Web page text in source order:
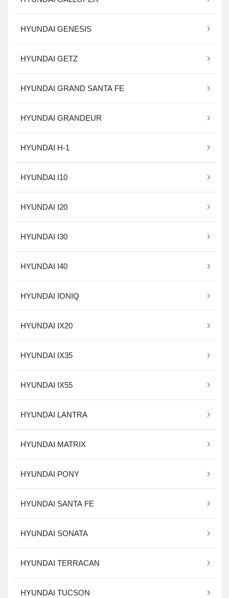
HYUNDAI GENESIS
HYUNDAI GETZ
HYUNDAI GRAND SANTA FE
HYUNDAI GRANDEUR
HYUNDAI H-1
HYUNDAI I10
HYUNDAI I20
HYUNDAI I30
HYUNDAI I40
HYUNDAI IONIQ
HYUNDAI IX20
HYUNDAI IX35
HYUNDAI IX55
HYUNDAI LANTRA
HYUNDAI MATRIX
HYUNDAI PONY
HYUNDAI SANTA FE
HYUNDAI SONATA
HYUNDAI TERRACAN
HYUNDAI TUCSON